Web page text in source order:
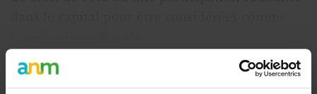
Vous les retrouverez dans le document FA